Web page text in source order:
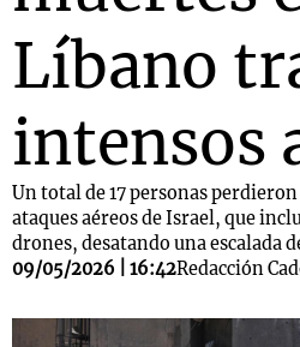
Líbano
intensos
Un total de 17 personas
ataques aéreos de Israel, que
drones, desatando una escalada
09/05/2026 | 16:42Redacción